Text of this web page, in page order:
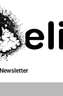
Newsletter